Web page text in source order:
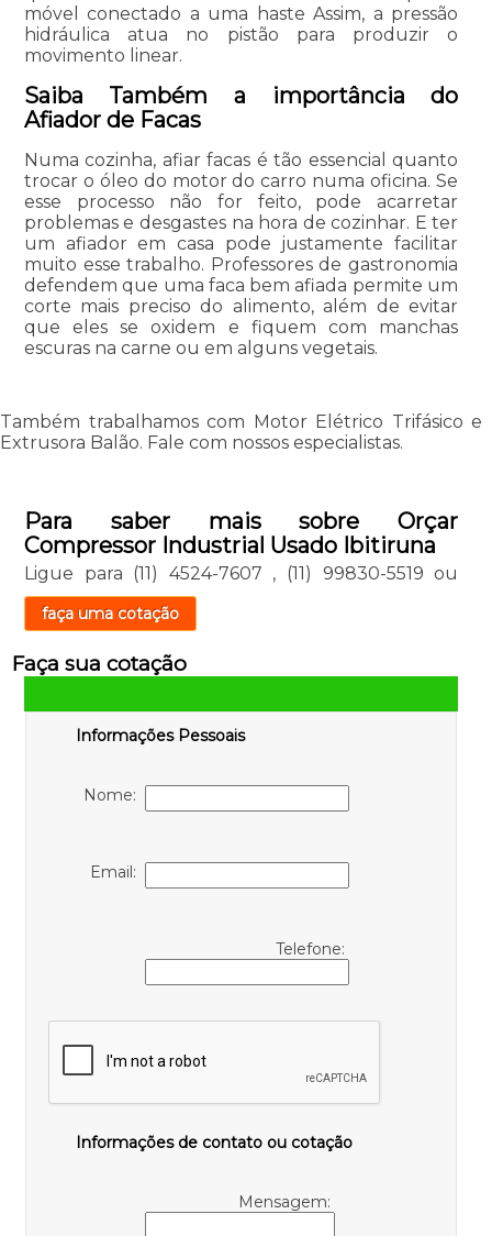
móvel conectado a uma haste Assim, a pressão
hidráulica atua no pistão para produzir o
movimento linear.
Saiba Também a importância do
Afiador de Facas
Numa cozinha, afiar facas é tão essencial quanto
trocar o óleo do motor do carro numa oficina. Se
esse processo não for feito, pode acarretar
problemas e desgastes na hora de cozinhar. E ter
um afiador em casa pode justamente facilitar
muito esse trabalho. Professores de gastronomia
defendem que uma faca bem afiada permite um
corte mais preciso do alimento, além de evitar
que eles se oxidem e fiquem com manchas
escuras na carne ou em alguns vegetais.
Também trabalhamos com Motor Elétrico Trifásico e
Extrusora Balão. Fale com nossos especialistas.
Para saber mais sobre Orçar
Compressor Industrial Usado Ibitiruna
Ligue para (11) 4524-7607 , (11) 99830-5519 ou
faça uma cotação
Faça sua cotação
Informações Pessoais
Nome:
Email:
Telefone:
Informações de contato ou cotação
Mensagem: